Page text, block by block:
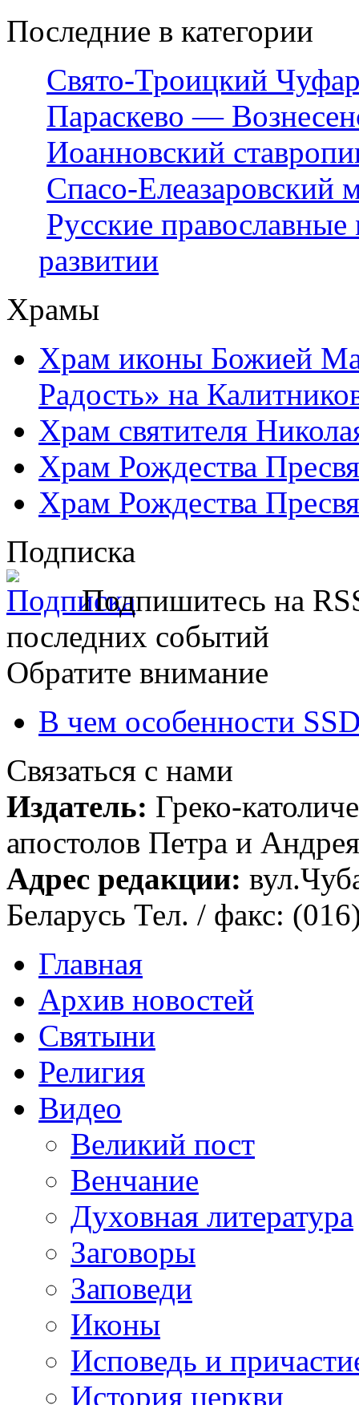
Последние в категории
Свято-Троицкий
Параскево —
Иоанновский
Спасо-Елеазаровский
Русские
развитии
Храмы
Храм иконы Божией
Радость» на
Храм святителя
Храм Рождества
Храм Рождества
Подписка
Подпишитесь на
последних событий
Обратите внимание
В чем особенности
Связаться с нами
Издатель: Греко-
апостолов Петра и
Адрес редакции:
Беларусь Тел. / факс:
Главная
Архив новостей
Святыни
Религия
Видео
Великий пост
Венчание
Духовная литература
Заговоры
Заповеди
Иконы
Исповедь и
История церкви